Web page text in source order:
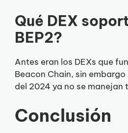
Qué DEX
BEP2?
Antes eran los DEXs que
Beacon Chain, sin
del 2024 ya no se
Conclusión